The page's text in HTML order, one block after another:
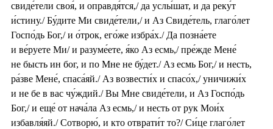
свиде́тели своя́, и оправдя́тся,/ да услы́шат, и да реку́т
и́стину./ Бу́дите Ми свиде́тели,/ и Аз Свиде́тель, глаго́лет
Госпо́дь Бог,/ и о́трок, его́же избра́х./ Да позна́ете
и ве́руете Ми/ и разуме́ете, я́ко Аз есмь,/ пре́жде Мене́
не бысть ин бог, и по Мне не бу́дет./ Аз есмь Бог,/ и несть,
ра́зве Мене́, спаса́яй./ Аз возвести́х и спасо́х,/ уничижи́х
и не бе в вас чу́ждий./ Вы Мне свиде́тели, и Аз Госпо́дь
Бог,/ и еще́ от нача́ла Аз есмь,/ и несть от рук Мои́х
избавля́яй./ Сотворю́, и кто отврати́т то?/ Си́це глаго́лет